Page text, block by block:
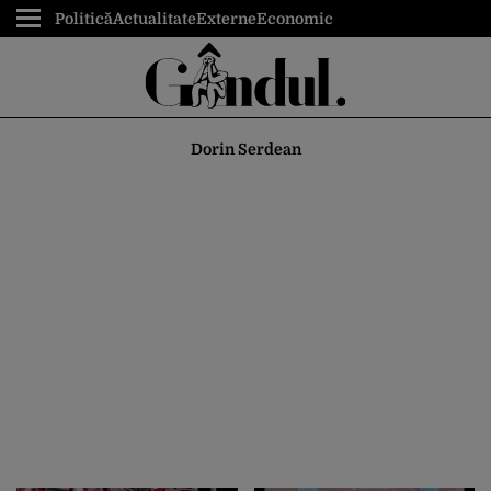
PoliticăActualitateExterneEconomic
Dorin Serdean